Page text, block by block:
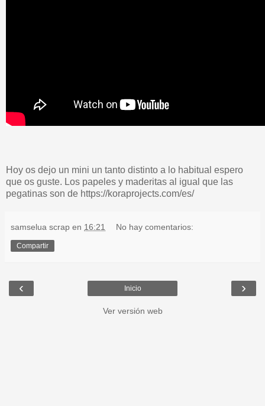
Hoy os dejo un mini un tanto distinto a lo habitual espero
que os guste. Los papeles y maderitas al igual que las
pegatinas son de https://koraprojects.com/es/
samselua scrap en 16:21 No hay comentarios:
Compartir
‹ ›
Inicio
Ver versión web